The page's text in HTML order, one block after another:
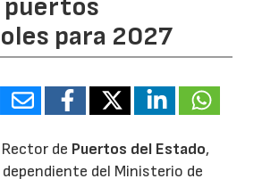
puertos
para 2027
de Puertos del Estado,
del Ministerio de